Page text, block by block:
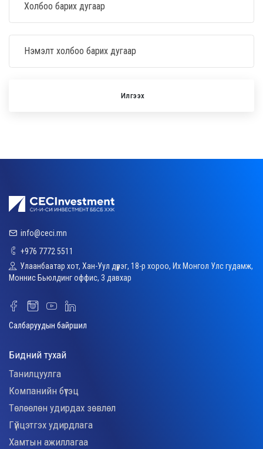
Илгээх
info@ceci.mn
+976 7772 5511
Улаанбаатар хот, Хан-Уул дүүрэг, 18-р хороо, Их Монгол Улс гудамж,
Моннис Бьюлдинг оффис, 3 давхар
Салбаруудын байршил
Бидний тухай
Танилцуулга
Компанийн бүтэц
Төлөөлөн удирдах зөвлөл
Гүйцэтгэх удирдлага
Хамтын ажиллагаа